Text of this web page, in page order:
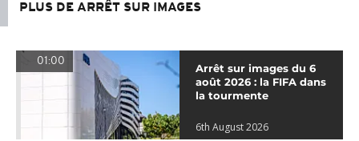
PLUS DE ARRÊT SUR IMAGES
01:00
Arrêt sur images du 6
août 2026 : la FIFA dans
la tourmente
6th August 2026